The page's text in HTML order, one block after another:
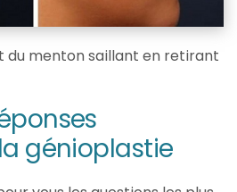
du menton saillant en retirant
génioplastie